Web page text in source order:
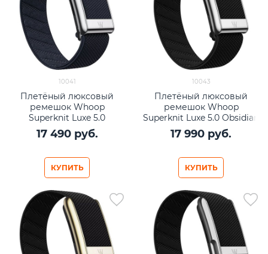
10041
Плетёный люксовый
ремешок Whoop
Superknit Luxe 5.0
Midnight with Titanium
17 490 руб.
КУПИТЬ
10043
Плетёный люксовый
ремешок Whoop
Superknit Luxe 5.0 Obsidian
with Titanium
17 990 руб.
КУПИТЬ